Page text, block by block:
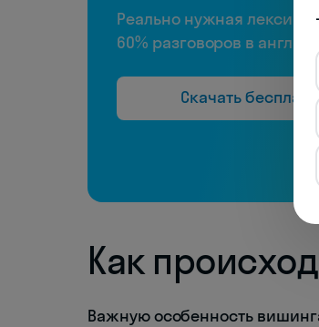
Реально нужная лексика,
60% разговоров в
Скачать
Как
Важную особенность